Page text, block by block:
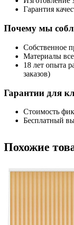
Гарантия
Почему мы
Собственное
Материалы
18 лет опыта
заказов)
Гарантии для
Стоимость
Бесплатный
Похожие